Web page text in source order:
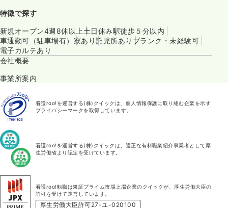
特徴で探す
新規オープン4週8休以上 土日休み駅徒歩５分以内
車通勤可（駐車場有） 寮あり託児所あり ブランク・未経験可
電子カルテあり
会社概要
事業所案内
看護roo!を運営する(株)クイックは、個人情報保護に取り組む企業を示す
プライバシーマークを取得しています。
看護roo!を運営する(株)クイックは、適正な有料職業紹介事業者として厚
生労働省より認定を受けています。
看護roo!転職は東証プライム市場上場企業のクイックが、厚生労働大臣の
許可を受けて運営しています。
厚生労働大臣許可27-ユ-020100